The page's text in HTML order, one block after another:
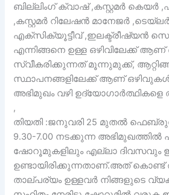
ബില്ലിംഗ് ക്വാഷ് ,കസ്റ്റമർ കെയർ
,കസ്റ്റമർ റിലേഷൻ മാനേജർ ,ടെയ്ലർ,
എക്സിക്യൂട്ടീവ് ,ഇലക്ട്രീഷ്യൻ
എന്നിങ്ങനെ ഉള്ള ഒഴിവിലേക്ക്
സ്വീകരിക്കുന്നത് മൂന്നുമുക്ക്,
സ്ഥാപനങ്ങളിലേക്ക് ആണ് ഒഴിവുകൾ
അഭിമുഖം വഴി
,
തിയതി :ജനുവരി 25 മുതൽ
9.30-7.00 നടക്കുന്ന അഭിമുഖത്തിൽ
ഷോറൂമുകളിലും എല്ലാ ദിവസവും
ഉണ്ടായിരിക്കുന്നതാണ്.അത് കൊണ്ട്
താല്പര്യം ഉള്ളവർ നിങ്ങളുടെ